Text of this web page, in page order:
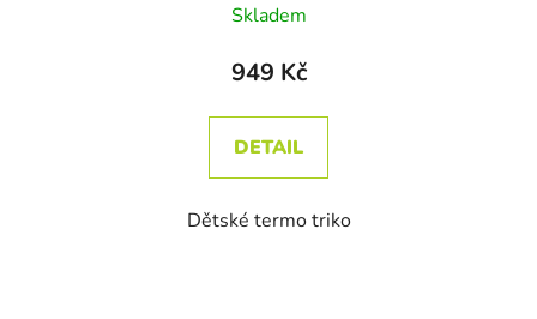
Skladem
949 Kč
DETAIL
Dětské termo triko